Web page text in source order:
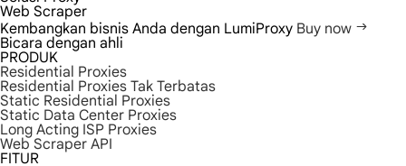
Web Scraper
Kembangkan bisnis Anda dengan LumiProxy Buy now
Bicara dengan ahli
PRODUK
Residential Proxies
Residential Proxies Tak Terbatas
Static Residential Proxies
Static Data Center Proxies
Long Acting ISP Proxies
Web Scraper API
FITUR